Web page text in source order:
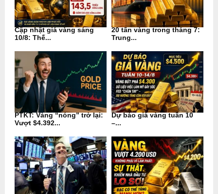
Cập nhật giá vàng sáng
10/8: Thế...
20 tấn vàng trong tháng 7:
Trung...
PTKT: Vàng “nóng” trở lại:
Vượt $4.392...
Dự báo giá vàng tuần 10
–...